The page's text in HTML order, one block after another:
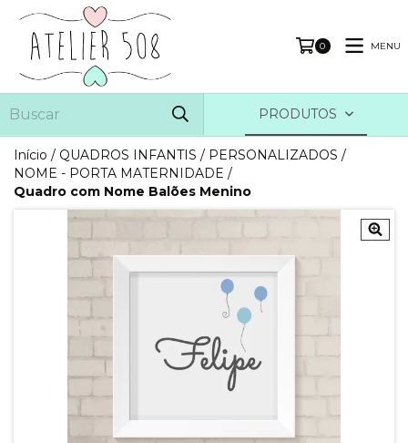
0 MENU
PRODUTOS
Início / QUADROS INFANTIS / PERSONALIZADOS /
NOME - PORTA MATERNIDADE /
Quadro com Nome Balões Menino